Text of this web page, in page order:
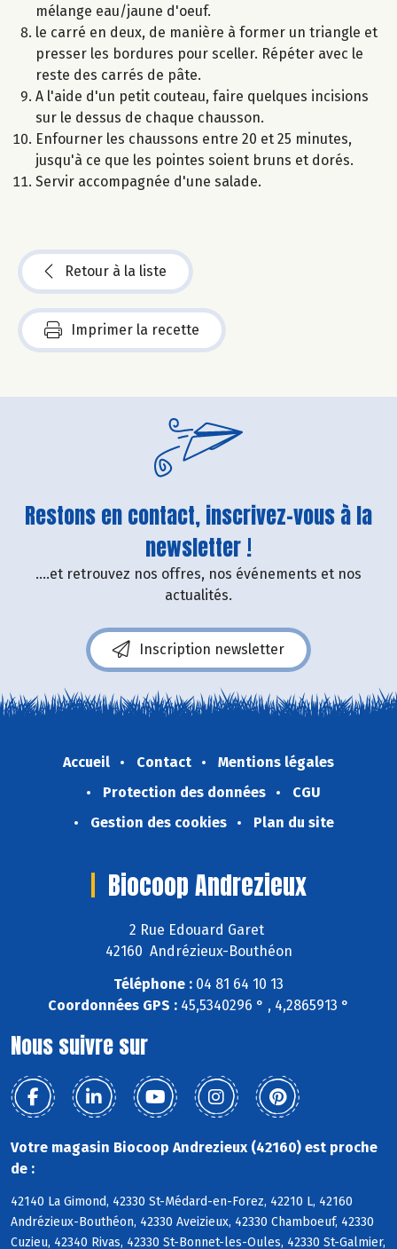
mélange eau/jaune d'oeuf.
le carré en deux, de manière à former un triangle et
presser les bordures pour sceller. Répéter avec le
reste des carrés de pâte.
A l'aide d'un petit couteau, faire quelques incisions
sur le dessus de chaque chausson.
Enfourner les chaussons entre 20 et 25 minutes,
jusqu'à ce que les pointes soient bruns et dorés.
Servir accompagnée d'une salade.
Retour à la liste
Imprimer la recette
Restons en contact, inscrivez-vous à la
newsletter !
....et retrouvez nos offres, nos événements et nos
actualités.
Inscription newsletter
Accueil Contact
Mentions légales
Protection des données
CGU
Gestion des cookies
Plan du site
Biocoop Andrezieux
2 Rue Edouard Garet
42160 Andrézieux-Bouthéon
Téléphone : 04 81 64 10 13
Coordonnées GPS : 45,5340296 ° , 4,2865913 °
Nous suivre sur
Votre magasin Biocoop Andrezieux (42160) est proche
de :
42140 La Gimond, 42330 St-Médard-en-Forez, 42210 L, 42160
Andrézieux-Bouthéon, 42330 Aveizieux, 42330 Chamboeuf, 42330
Cuzieu, 42340 Rivas, 42330 St-Bonnet-les-Oules, 42330 St-Galmier,